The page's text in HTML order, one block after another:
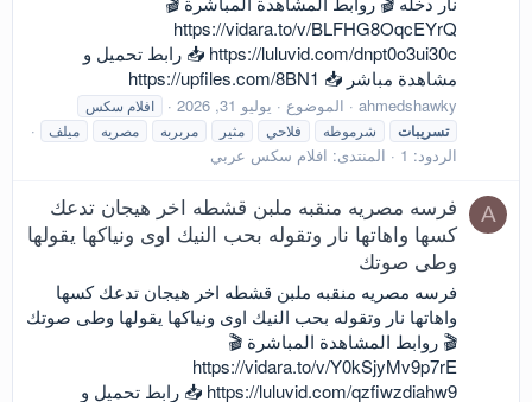
https://vidara.to/v/BLFHG8OqcEYrQ
https://luluvid.com/dnpt0o3ui30c 📥 رابط تحميل و
مشاهدة مباشر 📥 https://upfiles.com/8BN1
ahmedshawky الموضوع يوليو 31, 2026 افلام سكس
تسريبات شرموطه فلاحي مثير مربربه مصريه ميلف
الردود: 1 المنتدى: افلام سكس عربي
A
فرسه مصريه منقبه ملبن قشطه اخر هيجان تدعك
كسها واهاتها نار وتقوله بحب النيك اوى ونياكها يقولها
وطى صوتك
فرسه مصريه منقبه ملبن قشطه اخر هيجان تدعك كسها
واهاتها نار وتقوله بحب النيك اوى ونياكها يقولها وطى صوتك
🎬 روابط المشاهدة المباشرة 🎬
https://vidara.to/v/Y0kSjyMv9p7rE
https://luluvid.com/qzfiwzdiahw9 📥 رابط تحميل و